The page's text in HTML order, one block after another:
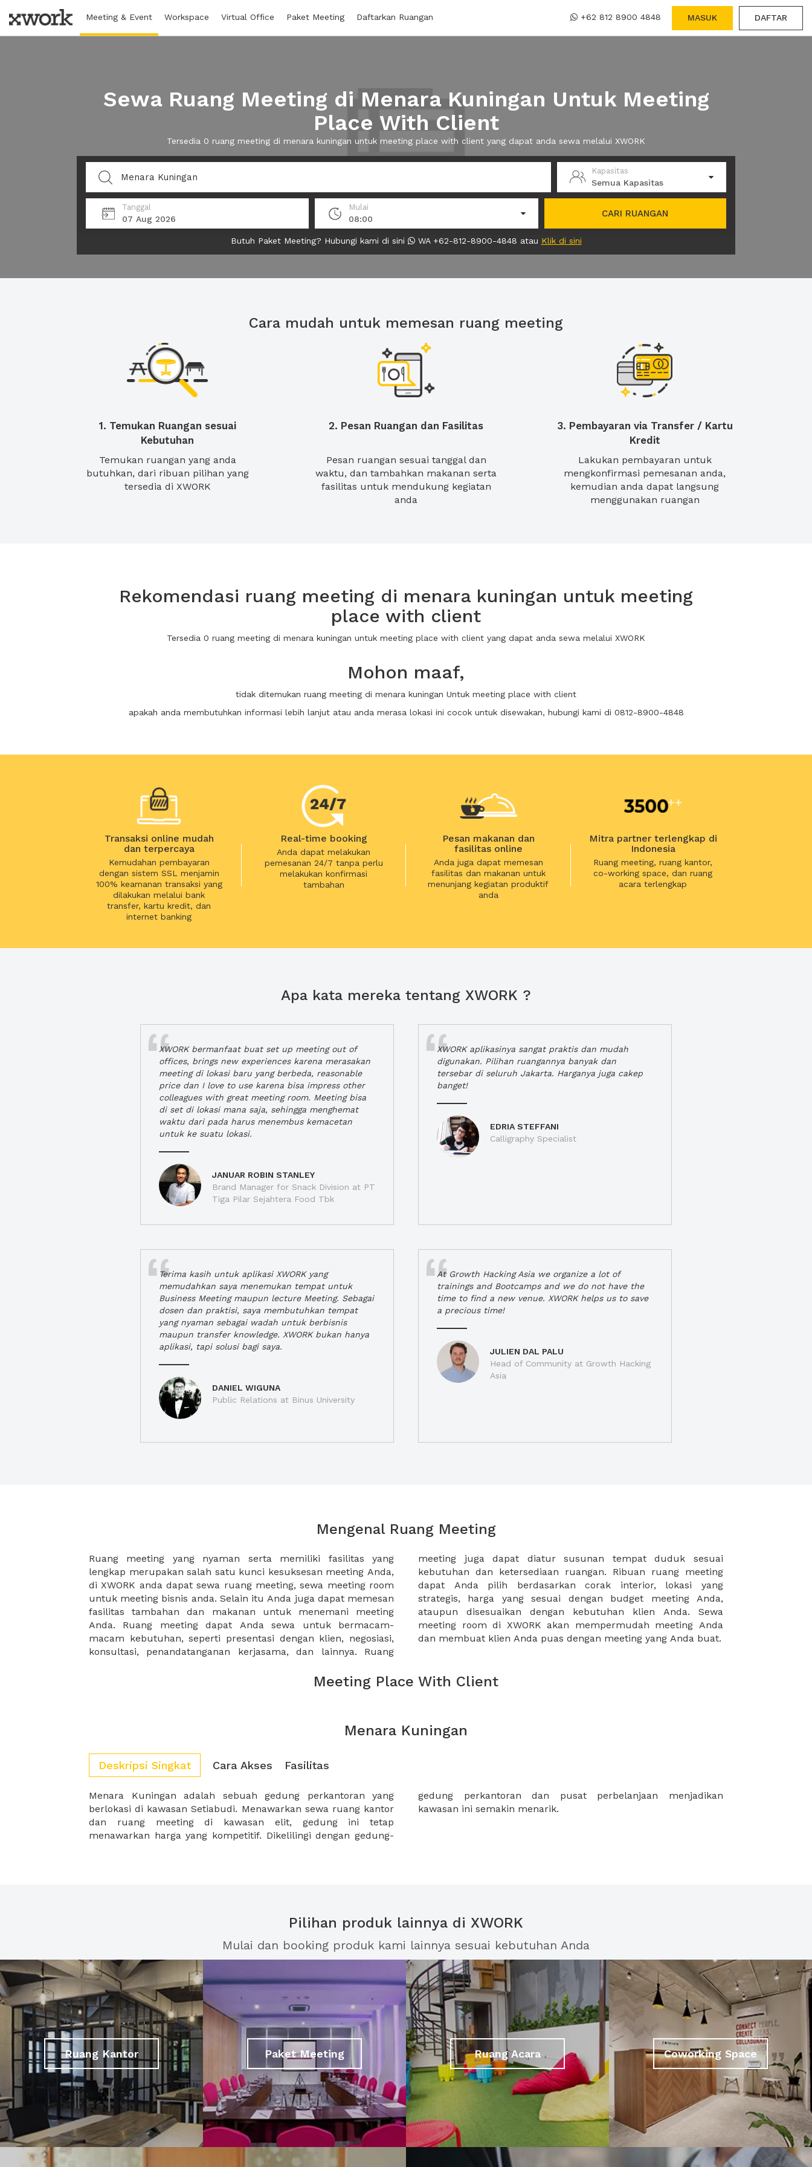
Meeting & Event Workspace Virtual Office Paket Meeting Daftarkan Ruangan +62 812 8900 4848 MASUK DAFTAR
Sewa Ruang Meeting di Menara Kuningan Untuk Meeting
Place With Client
Tersedia 0 ruang meeting di menara kuningan untuk meeting place with client yang dapat anda sewa melalui XWORK
Kapasitas
Semua Kapasitas
Tanggal
07 Aug 2026
Mulai
08:00
CARI RUANGAN
Butuh Paket Meeting? Hubungi kami di sini WA +62-812-8900-4848 atau Klik di sini
Cara mudah untuk memesan ruang meeting
1. Temukan Ruangan sesuai
Kebutuhan
Temukan ruangan yang anda
butuhkan, dari ribuan pilihan yang
tersedia di XWORK
2. Pesan Ruangan dan Fasilitas
Pesan ruangan sesuai tanggal dan
waktu, dan tambahkan makanan serta
fasilitas untuk mendukung kegiatan
anda
3. Pembayaran via Transfer / Kartu
Kredit
Lakukan pembayaran untuk
mengkonfirmasi pemesanan anda,
kemudian anda dapat langsung
menggunakan ruangan
Rekomendasi ruang meeting di menara kuningan untuk meeting
place with client
Tersedia 0 ruang meeting di menara kuningan untuk meeting place with client yang dapat anda sewa melalui XWORK
Mohon maaf,
tidak ditemukan ruang meeting di menara kuningan Untuk meeting place with client
apakah anda membutuhkan informasi lebih lanjut atau anda merasa lokasi ini cocok untuk disewakan, hubungi kami di 0812-8900-4848
Transaksi online mudah
dan terpercaya
Kemudahan pembayaran
dengan sistem SSL menjamin
100% keamanan transaksi yang
dilakukan melalui bank
transfer, kartu kredit, dan
internet banking
Real-time booking
Anda dapat melakukan
pemesanan 24/7 tanpa perlu
melakukan konfirmasi
tambahan
Pesan makanan dan
fasilitas online
Anda juga dapat memesan
fasilitas dan makanan untuk
menunjang kegiatan produktif
anda
Mitra partner terlengkap di
Indonesia
Ruang meeting, ruang kantor,
co-working space, dan ruang
acara terlengkap
Apa kata mereka tentang XWORK ?
XWORK bermanfaat buat set up meeting out of
offices, brings new experiences karena merasakan
meeting di lokasi baru yang berbeda, reasonable
price dan I love to use karena bisa impress other
colleagues with great meeting room. Meeting bisa
di set di lokasi mana saja, sehingga menghemat
waktu dari pada harus menembus kemacetan
untuk ke suatu lokasi.
JANUAR ROBIN STANLEY
Brand Manager for Snack Division at PT
Tiga Pilar Sejahtera Food Tbk
XWORK aplikasinya sangat praktis dan mudah
digunakan. Pilihan ruangannya banyak dan
tersebar di seluruh Jakarta. Harganya juga cakep
banget!
EDRIA STEFFANI
Calligraphy Specialist
Terima kasih untuk aplikasi XWORK yang
memudahkan saya menemukan tempat untuk
Business Meeting maupun lecture Meeting. Sebagai
dosen dan praktisi, saya membutuhkan tempat
yang nyaman sebagai wadah untuk berbisnis
maupun transfer knowledge. XWORK bukan hanya
aplikasi, tapi solusi bagi saya.
DANIEL WIGUNA
Public Relations at Binus University
At Growth Hacking Asia we organize a lot of
trainings and Bootcamps and we do not have the
time to find a new venue. XWORK helps us to save
a precious time!
JULIEN DAL PALU
Head of Community at Growth Hacking
Asia
Mengenal Ruang Meeting
Ruang meeting yang nyaman serta memiliki fasilitas yang
lengkap merupakan salah satu kunci kesuksesan meeting Anda,
di XWORK anda dapat sewa ruang meeting, sewa meeting room
untuk meeting bisnis anda. Selain itu Anda juga dapat memesan
fasilitas tambahan dan makanan untuk menemani meeting
Anda. Ruang meeting dapat Anda sewa untuk bermacam-
macam kebutuhan, seperti presentasi dengan klien, negosiasi,
konsultasi, penandatanganan kerjasama, dan lainnya. Ruang
meeting juga dapat diatur susunan tempat duduk sesuai
kebutuhan dan ketersediaan ruangan. Ribuan ruang meeting
dapat Anda pilih berdasarkan corak interior, lokasi yang
strategis, harga yang sesuai dengan budget meeting Anda,
ataupun disesuaikan dengan kebutuhan klien Anda. Sewa
meeting room di XWORK akan mempermudah meeting Anda
dan membuat klien Anda puas dengan meeting yang Anda buat.
Meeting Place With Client
Menara Kuningan
Deskripsi Singkat Cara Akses Fasilitas
Menara Kuningan adalah sebuah gedung perkantoran yang
berlokasi di kawasan Setiabudi. Menawarkan sewa ruang kantor
dan ruang meeting di kawasan elit, gedung ini tetap
menawarkan harga yang kompetitif. Dikelilingi dengan gedung-
gedung perkantoran dan pusat perbelanjaan menjadikan
kawasan ini semakin menarik.
Pilihan produk lainnya di XWORK
Mulai dan booking produk kami lainnya sesuai kebutuhan Anda
Ruang Kantor Paket Meeting Ruang Acara Coworking Space